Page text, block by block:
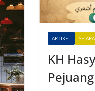
ARTIKEL
KH